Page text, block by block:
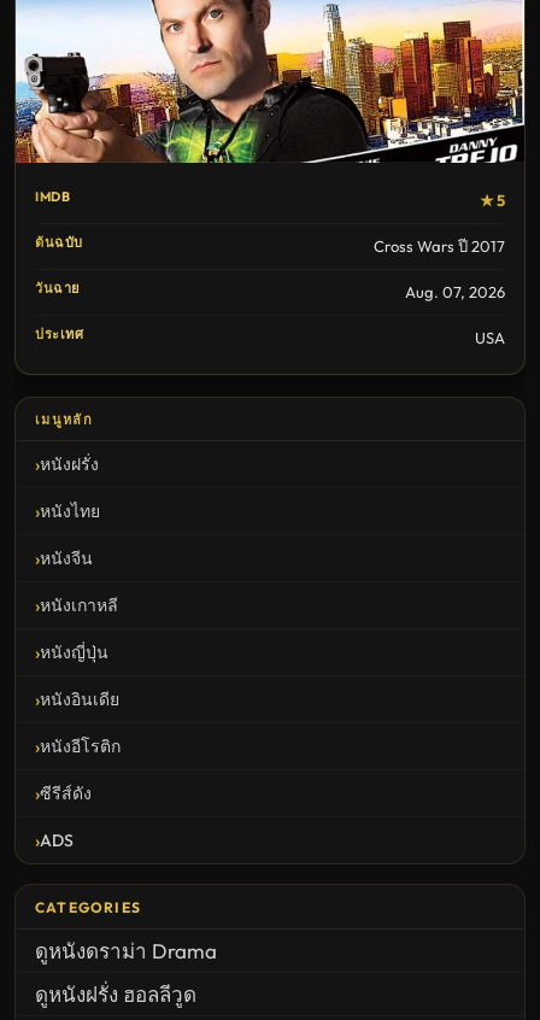
IMDB ★ 5
ต้นฉบับ Cross Wars ปี 2017
วันฉาย Aug. 07, 2026
ประเทศ USA
เมนูหลัก
หนังฝรั่ง
หนังไทย
หนังจีน
หนังเกาหลี
หนังญี่ปุ่น
หนังอินเดีย
หนังอีโรติก
ซีรีส์ดัง
ADS
CATEGORIES
ดูหนังดราม่า Drama
ดูหนังฝรั่ง ฮอลลีวูด